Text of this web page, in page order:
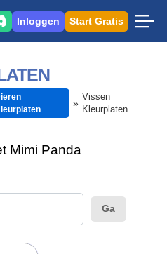
Inloggen Start Gratis
Vissen
Kleurplaten
Mimi Panda
Ga